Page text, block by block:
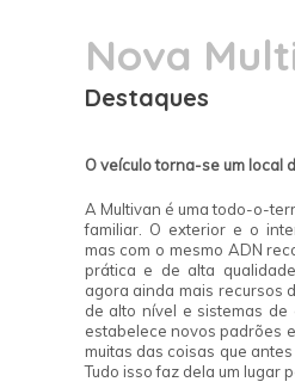
Nova
Destaques
O veículo torna-se um local
A Multivan é uma todo-o-
familiar. O exterior e o
mas com o mesmo ADN
prática e de alta
agora ainda mais recursos
de alto nível e sistemas de
estabelece novos padrões
muitas das coisas que
Tudo isso faz dela um lugar